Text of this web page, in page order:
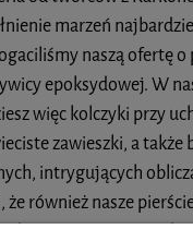
marzeń
naszą ofertę
epoksydowej. W
więc kolczyki przy
zawieszki, a także
intrygujących
że również nasze